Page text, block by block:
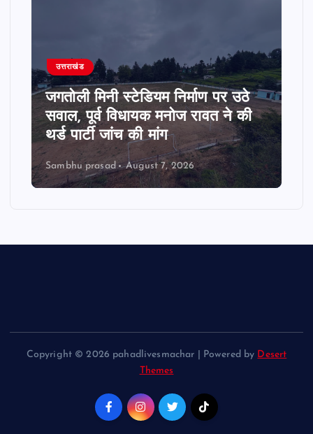
उत्तराखंड
जगतोली मिनी स्टेडियम निर्माण पर उठे
सवाल, पूर्व विधायक मनोज रावत ने की
थर्ड पार्टी जांच की मांग
Sambhu prasad August 7, 2026
Copyright © 2026 pahadlivesmachar | Powered by Desert
Themes